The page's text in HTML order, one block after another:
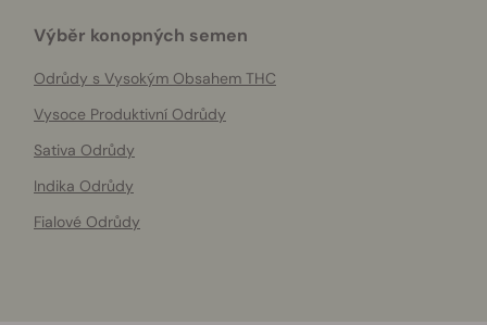
Výběr konopných semen
Odrůdy s Vysokým Obsahem THC
Vysoce Produktivní Odrůdy
Sativa Odrůdy
Indika Odrůdy
Fialové Odrůdy